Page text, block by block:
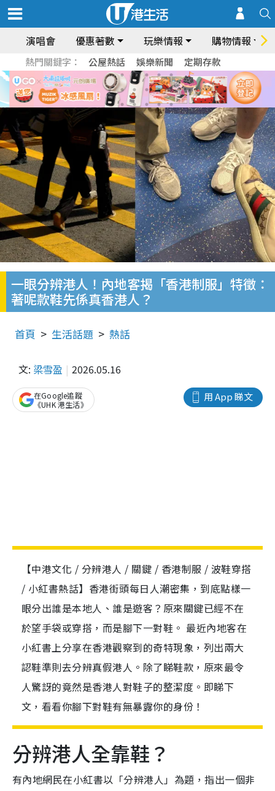
演唱會 優惠著數 玩樂情報 購物情報
熱門關鍵字： 公屋熱話 娛樂新聞 定期存款
一眼分辨港人！內地客揭「香港制服」特徵：
著呢款鞋先係真香港人？
首頁 生活話題 熱話
文: 梁雪盈 2026.05.16
用 App 睇文
在Google追蹤
《UHK 港生活》
【中港文化 / 分辨港人 / 關鍵 / 香港制服 / 波鞋穿搭
/ 小紅書熱話】香港街頭每日人潮密集，到底點樣一
眼分出誰是本地人、誰是遊客？原來關鍵已經不在
於望手袋或穿搭，而是腳下一對鞋。 最近內地客在
小紅書上分享在香港觀察到的奇特現象，列出兩大
認鞋準則去分辨真假港人。除了睇鞋款，原來最令
人驚訝的竟然是香港人對鞋子的整潔度。即睇下
文，看看你腳下對鞋有無暴露你的身份！
分辨港人全靠鞋？
有內地網民在小紅書以「分辨港人」為題，指出一個非